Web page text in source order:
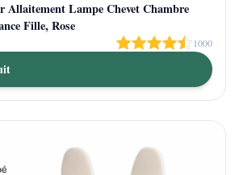
Allaitement Lampe Chevet Chambre
Fille, Rose
1000